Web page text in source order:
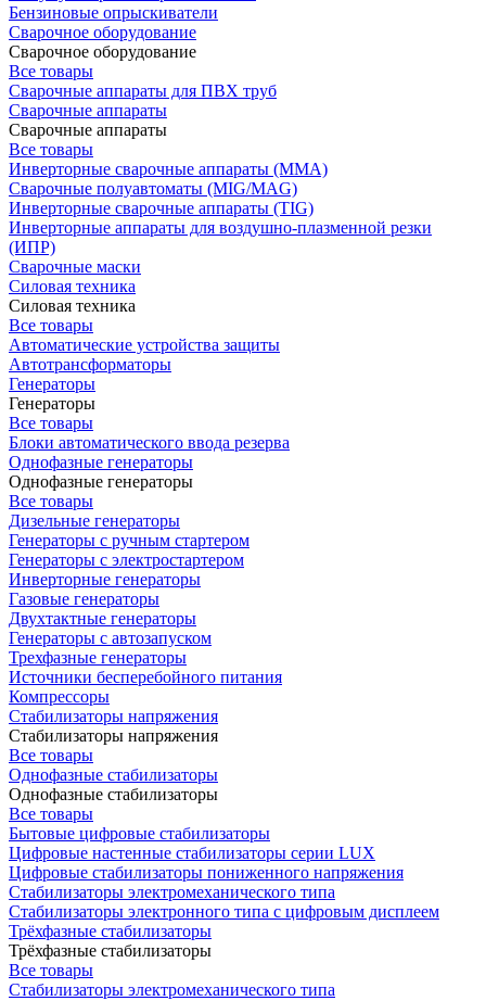
Бензиновые опрыскиватели
Сварочное оборудование
Сварочное оборудование
Все товары
Сварочные аппараты для ПВХ труб
Сварочные аппараты
Сварочные аппараты
Все товары
Инверторные сварочные аппараты (ММА)
Сварочные полуавтоматы (MIG/MAG)
Инверторные сварочные аппараты (TIG)
Инверторные аппараты для воздушно-плазменной резки
(ИПР)
Сварочные маски
Силовая техника
Силовая техника
Все товары
Автоматические устройства защиты
Автотрансформаторы
Генераторы
Генераторы
Все товары
Блоки автоматического ввода резерва
Однофазные генераторы
Однофазные генераторы
Все товары
Дизельные генераторы
Генераторы с ручным стартером
Генераторы с электростартером
Инверторные генераторы
Газовые генераторы
Двухтактные генераторы
Генераторы с автозапуском
Трехфазные генераторы
Источники бесперебойного питания
Компрессоры
Стабилизаторы напряжения
Стабилизаторы напряжения
Все товары
Однофазные стабилизаторы
Однофазные стабилизаторы
Все товары
Бытовые цифровые стабилизаторы
Цифровые настенные стабилизаторы серии LUX
Цифровые стабилизаторы пониженного напряжения
Стабилизаторы электромеханического типа
Стабилизаторы электронного типа с цифровым дисплеем
Трёхфазные стабилизаторы
Трёхфазные стабилизаторы
Все товары
Стабилизаторы электромеханического типа